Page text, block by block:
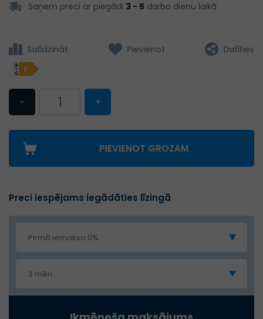
Saņem preci ar piegādi 3 - 5 darba dienu laikā
Salīdzināt Pievienot Dalīties
E
− +
PIEVIENOT GROZAM
Preci iespējams iegādāties līzingā
Pirmā iemaksa 0%
3 mēn.